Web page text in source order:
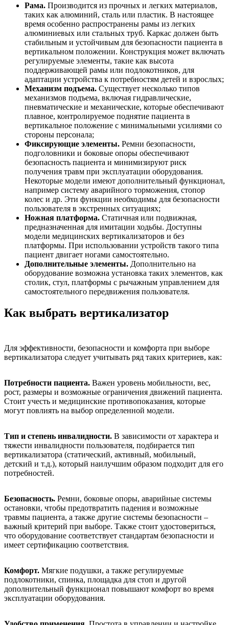
Рама. Производится из прочных и легких материалов,
таких как алюминий, сталь или пластик. В настоящее
время особенно распространены рамы из легких
алюминиевых или стальных труб. Каркас должен быть
стабильным и устойчивым для безопасности пациента в
вертикальном положении. Конструкция может включать
регулируемые элементы, такие как высота
поддерживающей рамы или подлокотников, для
адаптации устройства к потребностям детей и взрослых;
Механизм подъема. Существует несколько типов
механизмов подъема, включая гидравлические,
пневматические и механические, которые обеспечивают
плавное, контролируемое поднятие пациента в
вертикальное положение с минимальными усилиями со
стороны персонала;
Фиксирующие элементы. Ремни безопасности,
подголовники и боковые опоры обеспечивают
безопасность пациента и минимизируют риск
получения травм при эксплуатации оборудования.
Некоторые модели имеют дополнительный функционал,
например систему аварийного торможения, стопор
колес и др. Эти функции необходимы для безопасности
пользователя в экстренных ситуациях;
Ножная платформа. Статичная или подвижная,
предназначенная для имитации ходьбы. Доступны
модели медицинских вертикализаторов и без
платформы. При использовании устройств такого типа
пациент двигает ногами самостоятельно.
Дополнительные элементы. Дополнительно на
оборудование возможна установка таких элементов, как
столик, стул, платформы с рычажным управлением для
самостоятельного передвижения пользователя.
Как выбрать вертикализатор
Для эффективности, безопасности и комфорта при выборе
вертикализатора следует учитывать ряд таких критериев, как:
Потребности пациента. Важен уровень мобильности, вес,
рост, размеры и возможные ограничения движений пациента.
Стоит учесть и медицинские противопоказания, которые
могут повлиять на выбор определенной модели.
Тип и степень инвалидности. В зависимости от характера и
тяжести инвалидности пользователя, подбирается тип
вертикализатора (статический, активный, мобильный,
детский и т.д.), который наилучшим образом подходит для его
потребностей.
Безопасность. Ремни, боковые опоры, аварийные системы
остановки, чтобы предотвратить падения и возможные
травмы пациента, а также другие системы безопасности –
важный критерий при выборе. Также стоит удостовериться,
что оборудование соответствует стандартам безопасности и
имеет сертификацию соответствия.
Комфорт. Мягкие подушки, а также регулируемые
подлокотники, спинка, площадка для стоп и другой
дополнительный функционал повышают комфорт во время
эксплуатации оборудования.